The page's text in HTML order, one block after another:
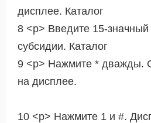
дисплее. Каталог
8 <р> Введите 15-значный
субсидии. Каталог
9 <р> Нажмите * дважды.
на дисплее.
10 <р> Нажмите 1 и #.